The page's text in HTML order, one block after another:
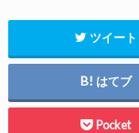
ツイート
はてブ
Pocket